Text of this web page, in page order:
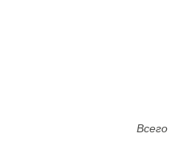
Всего